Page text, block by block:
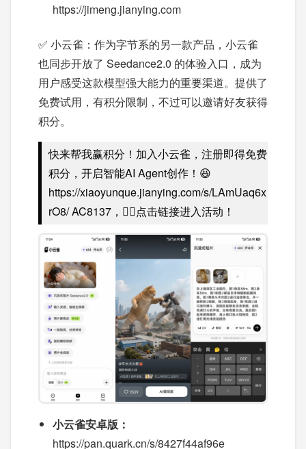
https://jimeng.jianying.com
✅ 小云雀：作为字节系的另一款产品，小云雀
也同步开放了 Seedance2.0 的体验入口，成为
用户感受这款模型强大能力的重要渠道。提供了
免费试用，有积分限制，不过可以邀请好友获得
积分。
快来帮我赢积分！加入小云雀，注册即得免费
积分，开启智能AI Agent创作！😆
https://xiaoyunque.jianying.com/s/LAmUaq6x
rO8/ AC8137，👈🏻点击链接进入活动！
小云雀安卓版：
https://pan.quark.cn/s/8427f44af96e